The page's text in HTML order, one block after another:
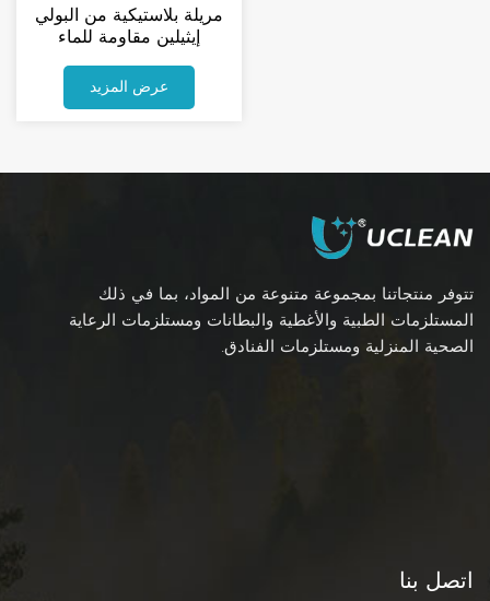
مريلة بلاستيكية من البولي
إيثيلين مقاومة للماء
للاستخدام مرة واحدة، تناسب
جميع أحجام صالونات التجميل
عرض المزيد
تتوفر منتجاتنا بمجموعة متنوعة من المواد، بما في ذلك
المستلزمات الطبية والأغطية والبطانات ومستلزمات الرعاية
الصحية المنزلية ومستلزمات الفنادق.
اتصل بنا